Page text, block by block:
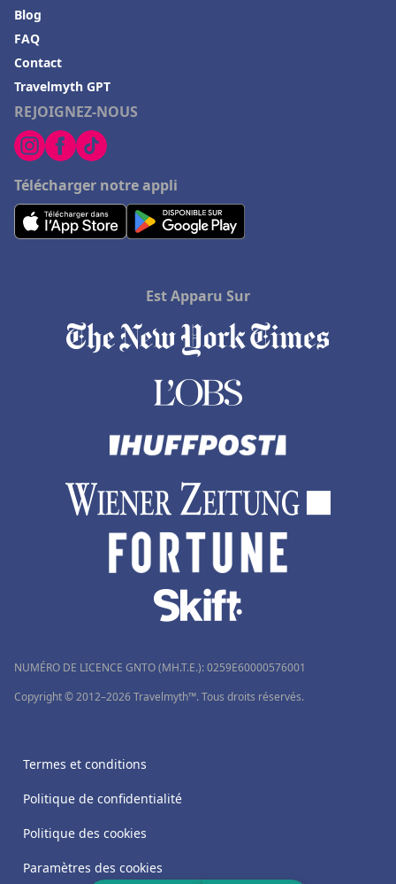
REJOIGNEZ-NOUS
Télécharger notre appli
Blog
FAQ
Contact
Travelmyth GPT
Est Apparu Sur
NUMÉRO DE LICENCE GNTO (MH.T.E.): 0259Ε60000576001
Copyright © 2012–2026 Travelmyth™. Tous droits réservés.
Termes et conditions
Politique de confidentialité
Politique des cookies
Paramètres des cookies